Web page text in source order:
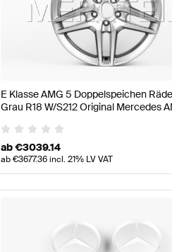
E Klasse AMG 5 Doppelspeichen
Grau R18 W/S212 Original Mercedes
ab€3039.14
ab€3677.36incl. 21% LV VAT